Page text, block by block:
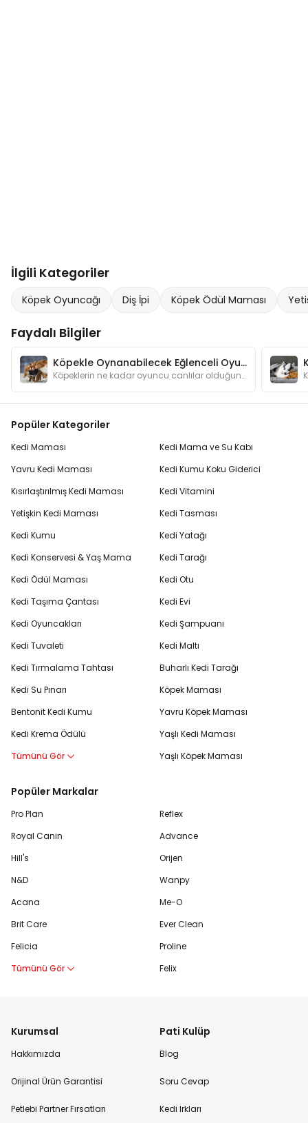
İlgili Kategoriler
Köpek Oyuncağı Diş İpi Köpek Ödül Maması
Faydalı Bilgiler
Köpekle Oynanabilecek Eğlenceli Oyunlar
Köpeklerin ne kadar oyuncu canlılar olduğunu anlatmamıza gerek var mı? Oyunlar hem köpeğinizin zeka gelişimine katkı sağlar hem de onu mutlu eder.
Popüler Kategoriler
Kedi Maması
Yavru Kedi Maması
Kısırlaştırılmış Kedi Maması
Yetişkin Kedi Maması
Kedi Kumu
Kedi Konservesi & Yaş Mama
Kedi Ödül Maması
Kedi Taşıma Çantası
Kedi Oyuncakları
Kedi Tuvaleti
Kedi Tırmalama Tahtası
Kedi Su Pınarı
Bentonit Kedi Kumu
Kedi Krema Ödülü
Tümünü Gör
Kedi Mama ve Su Kabı
Kedi Kumu Koku Giderici
Kedi Vitamini
Kedi Tasması
Kedi Yatağı
Kedi Tarağı
Kedi Otu
Kedi Evi
Kedi Şampuanı
Kedi Maltı
Buharlı Kedi Tarağı
Köpek Maması
Yavru Köpek Maması
Yaşlı Kedi Maması
Yaşlı Köpek Maması
Popüler Markalar
Pro Plan
Royal Canin
Hill's
N&D
Acana
Brit Care
Felicia
Tümünü Gör
Reflex
Advance
Orijen
Wanpy
Me-O
Ever Clean
Proline
Felix
Kurumsal
Hakkımızda
Orijinal Ürün Garantisi
Petlebi Partner Fırsatları
Pati Kulüp
Blog
Soru Cevap
Kedi Irkları